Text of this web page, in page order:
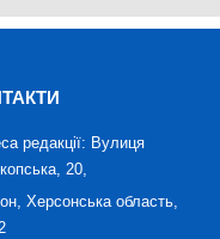
редакції: Вулиця
20,
Херсонська область,